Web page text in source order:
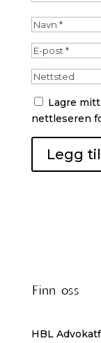
Lagre
nettleseren
Finn oss
HBL